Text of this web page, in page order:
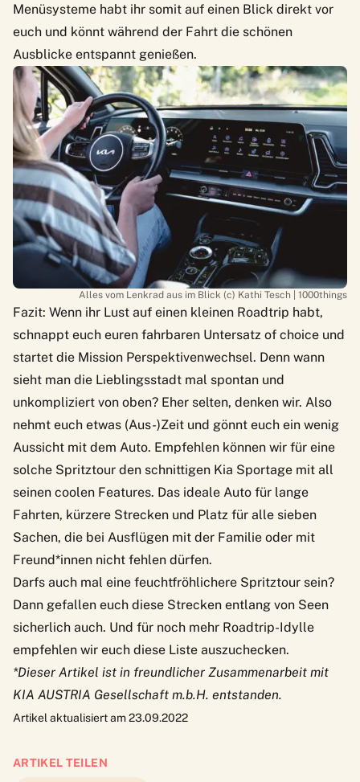
Menüsysteme habt ihr somit auf einen Blick direkt vor
euch und könnt während der Fahrt die schönen
Ausblicke entspannt genießen.
Alles vom Lenkrad aus im Blick (c) Kathi Tesch | 1000things
Fazit: Wenn ihr Lust auf einen kleinen Roadtrip habt,
schnappt euch euren fahrbaren Untersatz of choice und
startet die Mission Perspektivenwechsel. Denn wann
sieht man die Lieblingsstadt mal spontan und
unkompliziert von oben? Eher selten, denken wir. Also
nehmt euch etwas (Aus-)Zeit und gönnt euch ein wenig
Aussicht mit dem Auto. Empfehlen können wir für eine
solche Spritztour den schnittigen Kia Sportage mit all
seinen coolen Features. Das ideale Auto für lange
Fahrten, kürzere Strecken und Platz für alle sieben
Sachen, die bei Ausflügen mit der Familie oder mit
Freund*innen nicht fehlen dürfen.
Darfs auch mal eine feuchtfröhlichere Spritztour sein?
Dann gefallen euch diese Strecken entlang von Seen
sicherlich auch. Und für noch mehr Roadtrip-Idylle
empfehlen wir euch diese Liste auszuchecken.
*Dieser Artikel ist in freundlicher Zusammenarbeit mit
KIA AUSTRIA Gesellschaft m.b.H. entstanden.
Artikel aktualisiert am 23.09.2022
ARTIKEL TEILEN